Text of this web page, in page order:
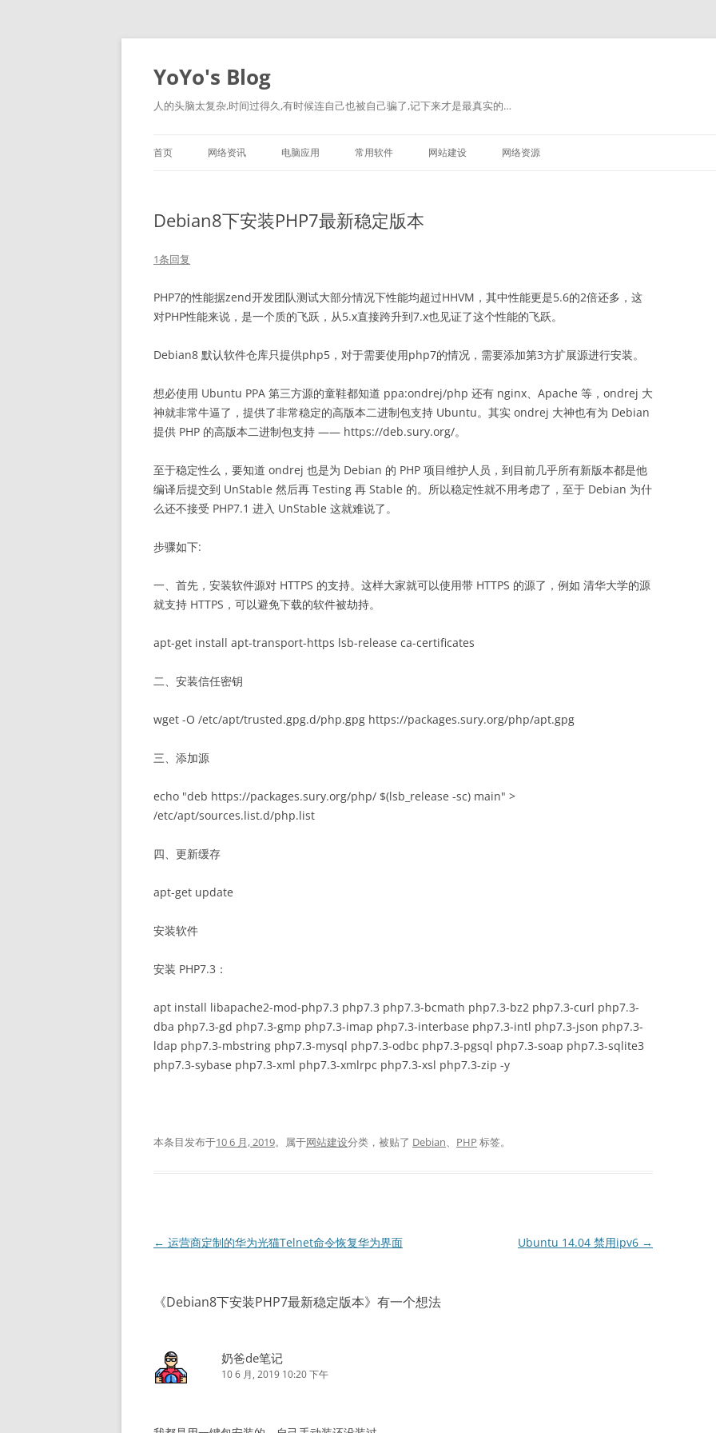
跳
文
YoYo's Blog
人的头脑太复杂,时间过得久,有时候连自己也被自己骗了,记下来才是最真实的…
首页 网络资讯 电脑应用 常用软件 网站建设 网络资源
Debian8下安装PHP7最新稳定版本
1条回复
PHP7的性能据zend开发团队测试大部分情况下性能均超过HHVM，其中性能更是5.6的2倍还多，这
对PHP性能来说，是一个质的飞跃，从5.x直接跨升到7.x也见证了这个性能的飞跃。
Debian8 默认软件仓库只提供php5，对于需要使用php7的情况，需要添加第3方扩展源进行安装。
想必使用 Ubuntu PPA 第三方源的童鞋都知道 ppa:ondrej/php 还有 nginx、Apache 等，ondrej 大
神就非常牛逼了，提供了非常稳定的高版本二进制包支持 Ubuntu。其实 ondrej 大神也有为 Debian
提供 PHP 的高版本二进制包支持 —— https://deb.sury.org/。
至于稳定性么，要知道 ondrej 也是为 Debian 的 PHP 项目维护人员，到目前几乎所有新版本都是他
编译后提交到 UnStable 然后再 Testing 再 Stable 的。所以稳定性就不用考虑了，至于 Debian 为什
么还不接受 PHP7.1 进入 UnStable 这就难说了。
步骤如下:
一、首先，安装软件源对 HTTPS 的支持。这样大家就可以使用带 HTTPS 的源了，例如 清华大学的源
就支持 HTTPS，可以避免下载的软件被劫持。
apt-get install apt-transport-https lsb-release ca-certificates
二、安装信任密钥
wget -O /etc/apt/trusted.gpg.d/php.gpg https://packages.sury.org/php/apt.gpg
三、添加源
echo "deb https://packages.sury.org/php/ $(lsb_release -sc) main" >
/etc/apt/sources.list.d/php.list
四、更新缓存
apt-get update
安装软件
安装 PHP7.3：
apt install libapache2-mod-php7.3 php7.3 php7.3-bcmath php7.3-bz2 php7.3-curl php7.3-
dba php7.3-gd php7.3-gmp php7.3-imap php7.3-interbase php7.3-intl php7.3-json php7.3-
ldap php7.3-mbstring php7.3-mysql php7.3-odbc php7.3-pgsql php7.3-soap php7.3-sqlite3
php7.3-sybase php7.3-xml php7.3-xmlrpc php7.3-xsl php7.3-zip -y
本条目发布于10 6 月, 2019。属于网站建设分类，被贴了 Debian、 PHP 标签。
文
航
← 运营商定制的华为光猫Telnet命令恢复华为界面 Ubuntu 14.04 禁用ipv6 →
《Debian8下安装PHP7最新稳定版本》有一个想法
奶爸de笔记
10 6 月, 2019 10:20 下午